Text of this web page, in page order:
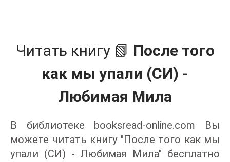
Читать книгу 📗 После того
как мы упали (СИ) -
Любимая Мила
В библиотеке booksread-online.com Вы
можете читать книгу "После того как мы
упали (СИ) - Любимая Мила" бесплатно